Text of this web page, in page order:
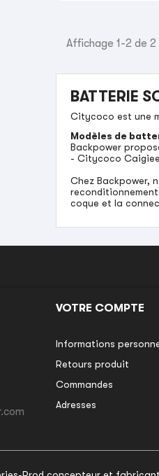
Affichage 1-2 de
BATTERIE
Citycoco est une
Modèles de
Backpower
- Citycoco
Chez Backpower,
coque et la
VOTRE COMPTE
Informations
Retours produit
Commandes
Adresses